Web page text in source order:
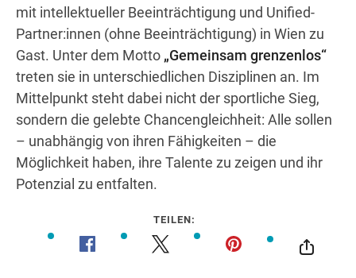
mit intellektueller Beeinträchtigung und Unified-
Partner:innen (ohne Beeinträchtigung) in Wien zu
Gast. Unter dem Motto „Gemeinsam grenzenlos“
treten sie in unterschiedlichen Disziplinen an. Im
Mittelpunkt steht dabei nicht der sportliche Sieg,
sondern die gelebte Chancengleichheit: Alle sollen
– unabhängig von ihren Fähigkeiten – die
Möglichkeit haben, ihre Talente zu zeigen und ihr
Potenzial zu entfalten.
TEILEN: